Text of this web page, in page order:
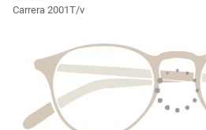
Carrera 2001T/v